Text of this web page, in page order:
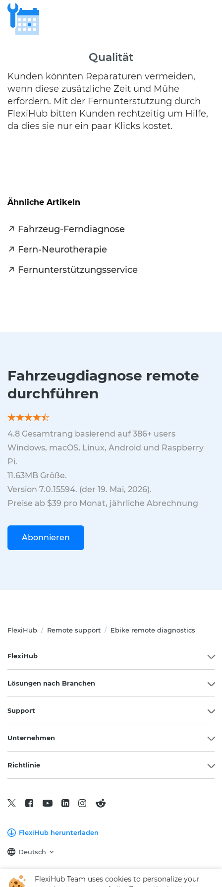
FlexiHub Team uses cookies to personalize your
Qualität
Kunden könnten Reparaturen vermeiden,
wenn diese zusätzliche Zeit und Mühe
erfordern. Mit der Fernunterstützung durch
FlexiHub bitten Kunden rechtzeitig um Hilfe,
da dies sie nur ein paar Klicks kostet.
Ähnliche Artikeln
Fahrzeug-Ferndiagnose
Fern-Neurotherapie
Fernunterstützungsservice
Fahrzeugdiagnose remote
durchführen
4.8 Gesamtrang basierend auf 386+ users
Windows, macOS, Linux, Android und Raspberry
Pi.
11.63MB Größe.
Version 7.0.15594. (der 19. Mai, 2026).
Preise ab $39 pro Monat, jährliche Abrechnung
Abonnieren
FlexiHub / Remote support / Ebike remote diagnostics
FlexiHub
Lösungen nach Branchen
Support
Unternehmen
Richtlinie
FlexiHub herunterladen
Deutsch
Copyright © 2026 Electronic Team, Inc. und die mit ihr verbundenen